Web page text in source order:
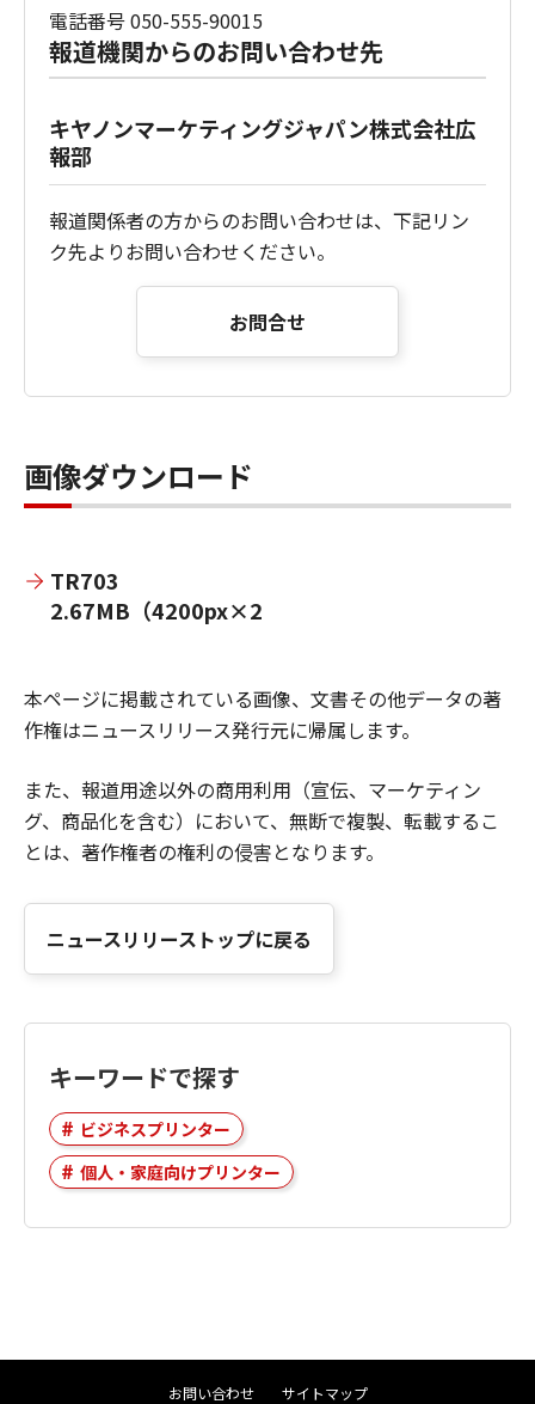
電話番号 050-555-90015
報道機関からのお問い合わせ先
キヤノンマーケティングジャパン株式会社広
報部
報道関係者の方からのお問い合わせは、下記リン
ク先よりお問い合わせください。
お問合せ
画像ダウンロード
TR703
2.67MB（4200px×2830px）
本ページに掲載されている画像、文書その他データの著
作権はニュースリリース発行元に帰属します。
また、報道用途以外の商用利用（宣伝、マーケティン
グ、商品化を含む）において、無断で複製、転載するこ
とは、著作権者の権利の侵害となります。
ニュースリリーストップに戻る
キーワードで探す
ビジネスプリンター
個人・家庭向けプリンター
お問い合わせ サイトマップ